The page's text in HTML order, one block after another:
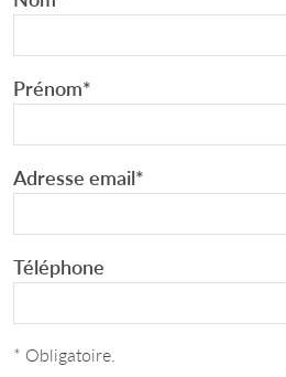
Prénom*
Adresse email*
Téléphone
* Obligatoire.